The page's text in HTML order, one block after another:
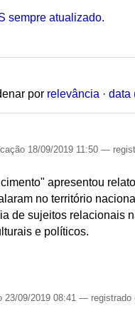
sempre atualizado.
por relevância · data
18/09/2019 11:50—
apresentou
no território
de sujeitos relacionais
e políticos.
23/09/2019 08:41—